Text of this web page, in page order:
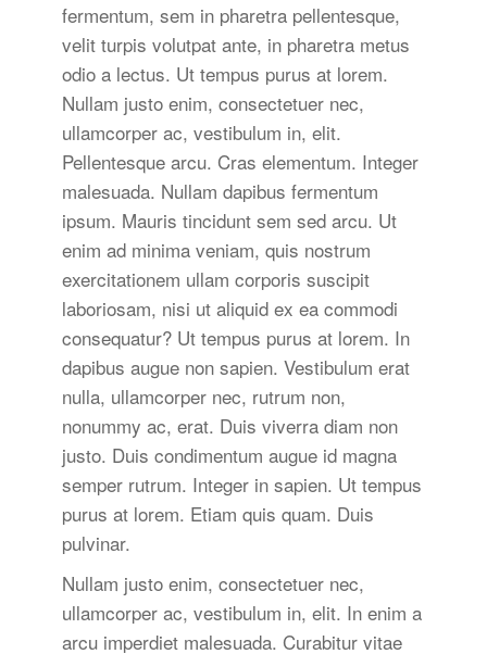
fermentum, sem in pharetra pellentesque,
velit turpis volutpat ante, in pharetra metus
odio a lectus. Ut tempus purus at lorem.
Nullam justo enim, consectetuer nec,
ullamcorper ac, vestibulum in, elit.
Pellentesque arcu. Cras elementum. Integer
malesuada. Nullam dapibus fermentum
ipsum. Mauris tincidunt sem sed arcu. Ut
enim ad minima veniam, quis nostrum
exercitationem ullam corporis suscipit
laboriosam, nisi ut aliquid ex ea commodi
consequatur? Ut tempus purus at lorem. In
dapibus augue non sapien. Vestibulum erat
nulla, ullamcorper nec, rutrum non,
nonummy ac, erat. Duis viverra diam non
justo. Duis condimentum augue id magna
semper rutrum. Integer in sapien. Ut tempus
purus at lorem. Etiam quis quam. Duis
pulvinar.
Nullam justo enim, consectetuer nec,
ullamcorper ac, vestibulum in, elit. In enim a
arcu imperdiet malesuada. Curabitur vitae